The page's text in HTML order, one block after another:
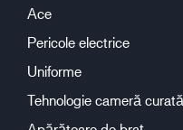
Ace
Pericole electrice
Uniforme
Tehnologie cameră curată